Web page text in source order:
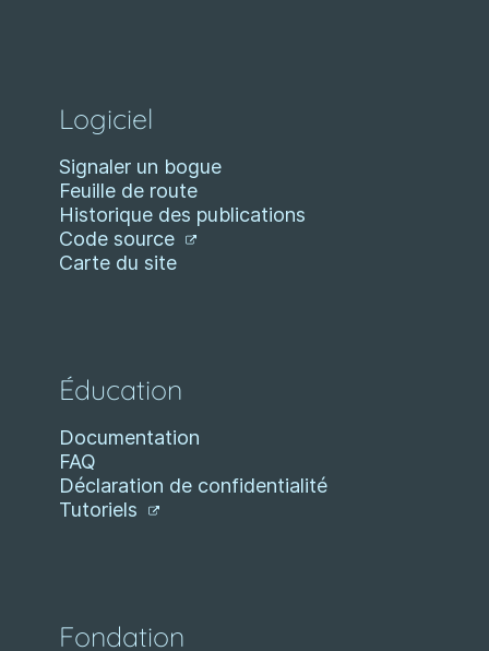
Logiciel
Signaler un bogue
Feuille de route
Historique des publications
Code source
Carte du site
Éducation
Documentation
FAQ
Déclaration de confidentialité
Tutoriels
Fondation